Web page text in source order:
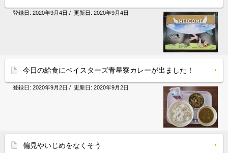
登録日: 2020年9月4日 / 更新日: 2020年9月4日
今日の給食にベイスターズ青星寮カレーが出ました！
登録日: 2020年9月2日 / 更新日: 2020年9月2日
偏見やいじめをなくそう